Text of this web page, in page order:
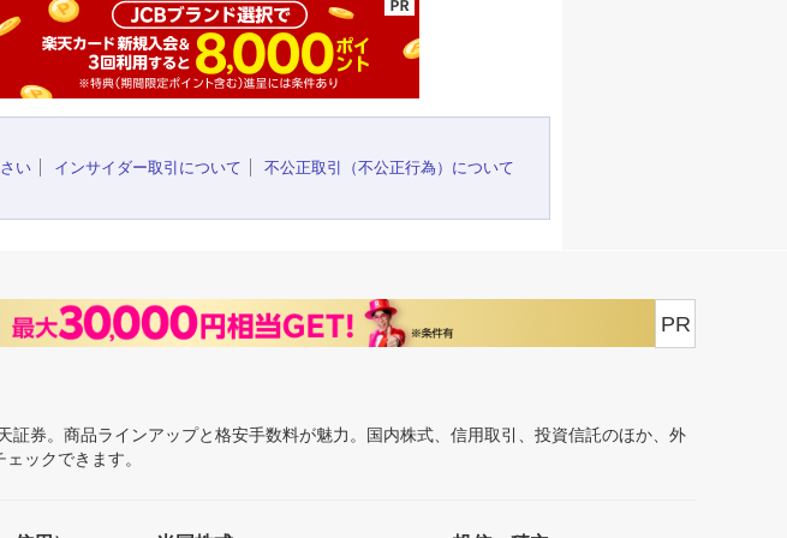
い インサイダー取引について
不公正取引（不公正行為）について
PR
券。商品ラインアップと格安手数料が魅力。国内株式、信用取引、投資信託のほか、外
ックできます。